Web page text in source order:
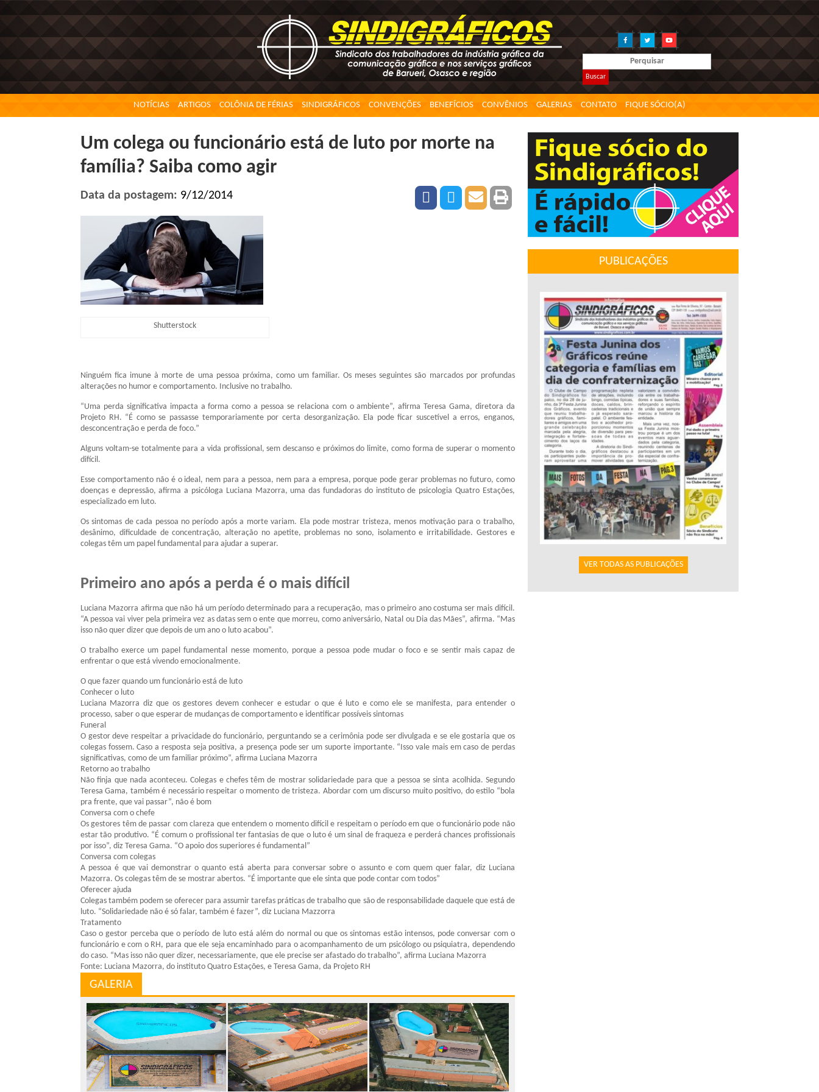
Buscar
NOTÍCIAS ARTIGOS COLÔNIA DE FÉRIAS SINDIGRÁFICOS CONVENÇÕES BENEFÍCIOS CONVÊNIOS GALERIAS CONTATO FIQUE SÓCIO(A)
Um colega ou funcionário está de luto por morte na
família? Saiba como agir
Data da postagem: 9/12/2014
Shutterstock
Ninguém fica imune à morte de uma pessoa próxima, como um familiar. Os meses seguintes são marcados por profundas
alterações no humor e comportamento. Inclusive no trabalho.
“Uma perda significativa impacta a forma como a pessoa se relaciona com o ambiente”, afirma Teresa Gama, diretora da
Projeto RH. “É como se passasse temporariamente por certa desorganização. Ela pode ficar suscetível a erros, enganos,
desconcentração e perda de foco.”
Alguns voltam-se totalmente para a vida profissional, sem descanso e próximos do limite, como forma de superar o momento
difícil.
Esse comportamento não é o ideal, nem para a pessoa, nem para a empresa, porque pode gerar problemas no futuro, como
doenças e depressão, afirma a psicóloga Luciana Mazorra, uma das fundadoras do instituto de psicologia Quatro Estações,
especializado em luto.
Os sintomas de cada pessoa no período após a morte variam. Ela pode mostrar tristeza, menos motivação para o trabalho,
desânimo, dificuldade de concentração, alteração no apetite, problemas no sono, isolamento e irritabilidade. Gestores e
colegas têm um papel fundamental para ajudar a superar.
Primeiro ano após a perda é o mais difícil
Luciana Mazorra afirma que não há um período determinado para a recuperação, mas o primeiro ano costuma ser mais difícil.
“A pessoa vai viver pela primeira vez as datas sem o ente que morreu, como aniversário, Natal ou Dia das Mães”, afirma. “Mas
isso não quer dizer que depois de um ano o luto acabou”.
O trabalho exerce um papel fundamental nesse momento, porque a pessoa pode mudar o foco e se sentir mais capaz de
enfrentar o que está vivendo emocionalmente.
O que fazer quando um funcionário está de luto
Conhecer o luto
Luciana Mazorra diz que os gestores devem conhecer e estudar o que é luto e como ele se manifesta, para entender o
processo, saber o que esperar de mudanças de comportamento e identificar possíveis sintomas
Funeral
O gestor deve respeitar a privacidade do funcionário, perguntando se a cerimônia pode ser divulgada e se ele gostaria que os
colegas fossem. Caso a resposta seja positiva, a presença pode ser um suporte importante. “Isso vale mais em caso de perdas
significativas, como de um familiar próximo”, afirma Luciana Mazorra
Retorno ao trabalho
Não finja que nada aconteceu. Colegas e chefes têm de mostrar solidariedade para que a pessoa se sinta acolhida. Segundo
Teresa Gama, também é necessário respeitar o momento de tristeza. Abordar com um discurso muito positivo, do estilo “bola
pra frente, que vai passar”, não é bom
Conversa com o chefe
Os gestores têm de passar com clareza que entendem o momento difícil e respeitam o período em que o funcionário pode não
estar tão produtivo. “É comum o profissional ter fantasias de que o luto é um sinal de fraqueza e perderá chances profissionais
por isso”, diz Teresa Gama. “O apoio dos superiores é fundamental”
Conversa com colegas
A pessoa é que vai demonstrar o quanto está aberta para conversar sobre o assunto e com quem quer falar, diz Luciana
Mazorra. Os colegas têm de se mostrar abertos. “É importante que ele sinta que pode contar com todos”
Oferecer ajuda
Colegas também podem se oferecer para assumir tarefas práticas de trabalho que são de responsabilidade daquele que está de
luto. “Solidariedade não é só falar, também é fazer”, diz Luciana Mazzorra
Tratamento
Caso o gestor perceba que o período de luto está além do normal ou que os sintomas estão intensos, pode conversar com o
funcionário e com o RH, para que ele seja encaminhado para o acompanhamento de um psicólogo ou psiquiatra, dependendo
do caso. “Mas isso não quer dizer, necessariamente, que ele precise ser afastado do trabalho”, afirma Luciana Mazorra
Fonte: Luciana Mazorra, do instituto Quatro Estações, e Teresa Gama, da Projeto RH
GALERIA
PUBLICAÇÕES
VER TODAS AS PUBLICAÇÕES